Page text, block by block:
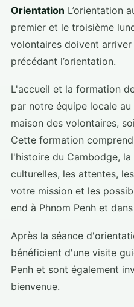
Orientation L’orientation
premier et le troisième
volontaires doivent arriver
précédant l’orientation.
L'accueil et la formation
par notre équipe locale
maison des volontaires,
Cette formation
l'histoire du Cambodge,
culturelles, les attentes,
votre mission et les
end à Phnom Penh et
Après la séance
bénéficient d'une visite
Penh et sont également
bienvenue.